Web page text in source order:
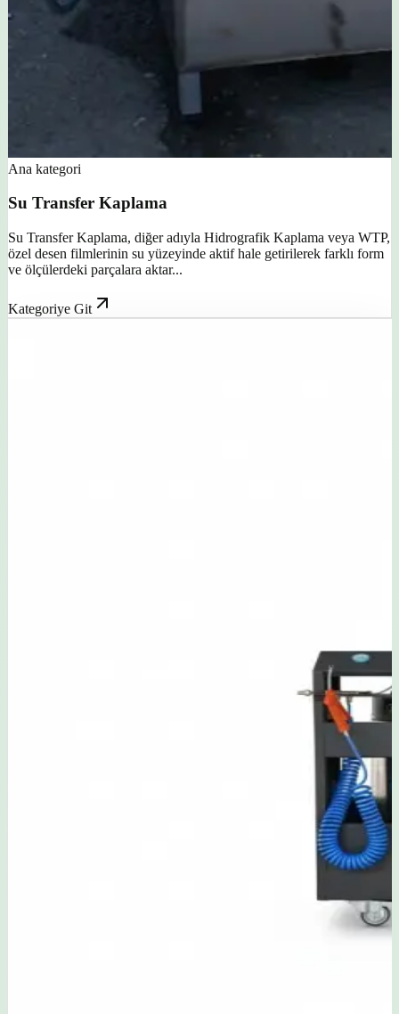
Ana kategori
Su Transfer Kaplama
Su Transfer Kaplama, diğer adıyla Hidrografik Kaplama veya WTP,
özel desen filmlerinin su yüzeyinde aktif hale getirilerek farklı form
ve ölçülerdeki parçalara aktar...
Kategoriye Git